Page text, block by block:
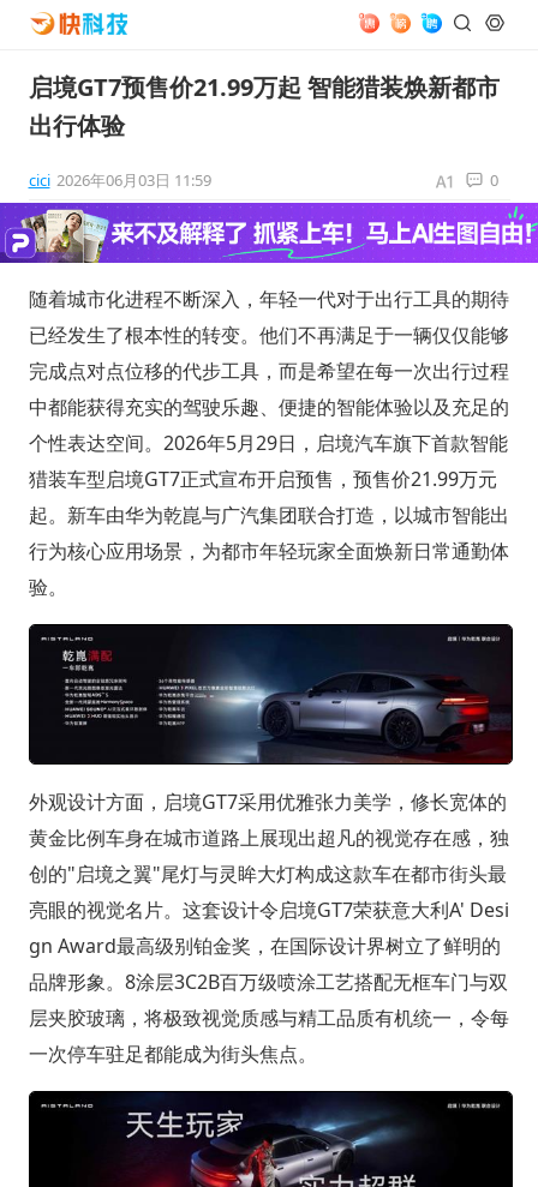
启境GT7预售价21.99万起 智能猎装焕新都市
出行体验
cici 2026年06月03日 11:59 0
随着城市化进程不断深入，年轻一代对于出行工具的期待
已经发生了根本性的转变。他们不再满足于一辆仅仅能够
完成点对点位移的代步工具，而是希望在每一次出行过程
中都能获得充实的驾驶乐趣、便捷的智能体验以及充足的
个性表达空间。2026年5月29日，启境汽车旗下首款智能
猎装车型启境GT7正式宣布开启预售，预售价21.99万元
起。新车由华为乾崑与广汽集团联合打造，以城市智能出
行为核心应用场景，为都市年轻玩家全面焕新日常通勤体
验。
外观设计方面，启境GT7采用优雅张力美学，修长宽体的
黄金比例车身在城市道路上展现出超凡的视觉存在感，独
创的"启境之翼"尾灯与灵眸大灯构成这款车在都市街头最
亮眼的视觉名片。这套设计令启境GT7荣获意大利A' Desi
gn Award最高级别铂金奖，在国际设计界树立了鲜明的
品牌形象。8涂层3C2B百万级喷涂工艺搭配无框车门与双
层夹胶玻璃，将极致视觉质感与精工品质有机统一，令每
一次停车驻足都能成为街头焦点。